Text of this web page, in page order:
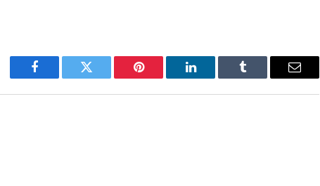
Facebook Twitter Pinterest LinkedIn Tumblr Email